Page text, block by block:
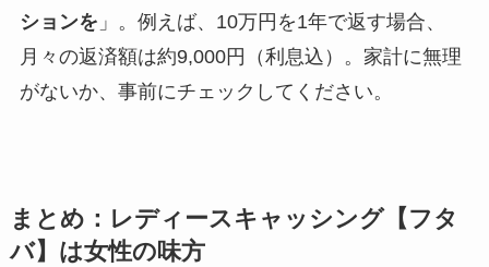
ションを 」。例えば、10万円を1年で返す場合、
月々の返済額は約9,000円（利息込）。家計に無理
がないか、事前にチェックしてください。
まとめ：レディースキャッシング【フタ
バ】は女性の味方